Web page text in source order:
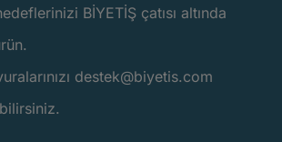
BİYETİŞ çatısı altında
destek@biyetis.com